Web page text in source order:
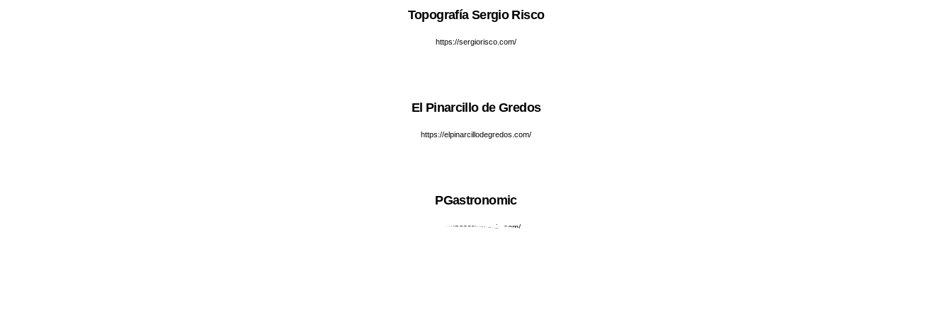
Topografía Sergio Risco
https://sergiorisco.com/
El Pinarcillo de Gredos
https://elpinarcillodegredos.com/
PGastronomic
https://pgastronomic.com/